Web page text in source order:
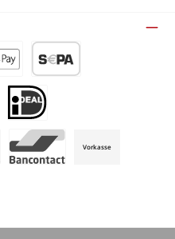
Google Pay (via Stripe)
SEPA-Lastschrift (via Stripe)
iDeal (via Stripe)
Vorkasse